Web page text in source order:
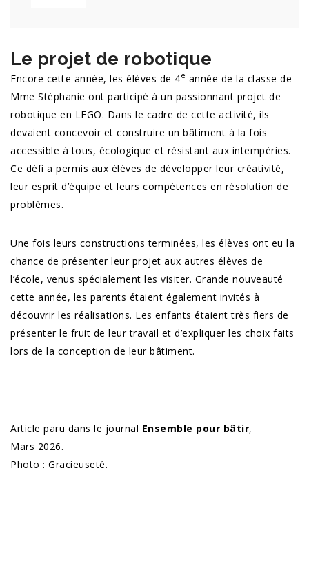
Le projet de robotique
Encore cette année, les élèves de 4e année de la classe de
Mme Stéphanie ont participé à un passionnant projet de
robotique en LEGO. Dans le cadre de cette activité, ils
devaient concevoir et construire un bâtiment à la fois
accessible à tous, écologique et résistant aux intempéries.
Ce défi a permis aux élèves de développer leur créativité,
leur esprit d’équipe et leurs compétences en résolution de
problèmes.
Une fois leurs constructions terminées, les élèves ont eu la
chance de présenter leur projet aux autres élèves de
l’école, venus spécialement les visiter. Grande nouveauté
cette année, les parents étaient également invités à
découvrir les réalisations. Les enfants étaient très fiers de
présenter le fruit de leur travail et d’expliquer les choix faits
lors de la conception de leur bâtiment.
Article paru dans le journal Ensemble pour bâtir,
Mars 2026.
Photo : Gracieuseté.